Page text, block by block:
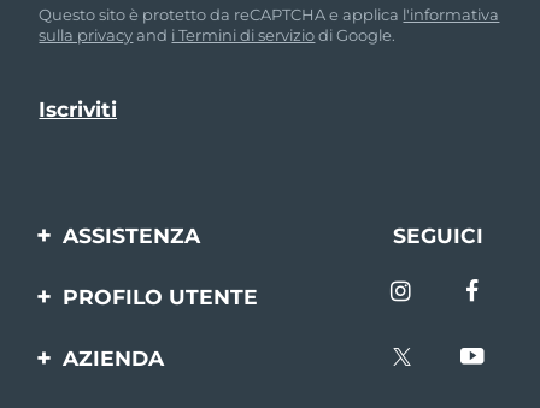
Questo sito è protetto da reCAPTCHA e applica l'informativa
sulla privacyand i Termini di serviziodi Google.
ASSISTENZA
Contattaci
SEGUICI
PROFILO UTENTE
prodotto
AZIENDA